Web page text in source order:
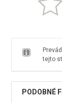
tejto
PODOBNÉ